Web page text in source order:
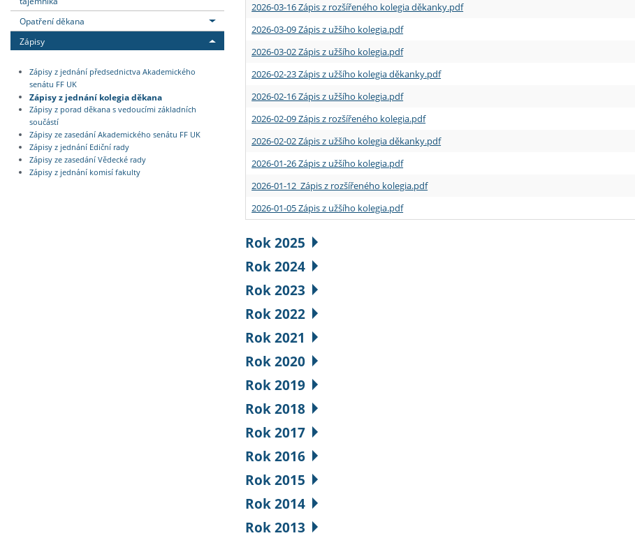
Opatření děkana
Zápisy
Zápisy z jednání předsednictva Akademického
senátu FF UK
Zápisy z jednání kolegia děkana
Zápisy z porad děkana s vedoucími základních
součástí
Zápisy ze zasedání Akademického senátu FF UK
Zápisy z jednání Ediční rady
Zápisy ze zasedání Vědecké rady
Zápisy z jednání komisí fakulty
2026-03-16 Zápis z rozšířeného kolegia děkanky.pdf
2026-03-09 Zápis z užšího kolegia.pdf
2026-03-02 Zápis z užšího kolegia.pdf
2026-02-23 Zápis z užšího kolegia děkanky.pdf
2026-02-16 Zápis z užšího kolegia.pdf
2026-02-09 Zápis z rozšířeného kolegia.pdf
2026-02-02 Zápis z užšího kolegia děkanky.pdf
2026-01-26 Zápis z užšího kolegia.pdf
2026-01-12 Zápis z rozšířeného kolegia.pdf
2026-01-05 Zápis z užšího kolegia.pdf
Rok 2025
Rok 2024
Rok 2023
Rok 2022
Rok 2021
Rok 2020
Rok 2019
Rok 2018
Rok 2017
Rok 2016
Rok 2015
Rok 2014
Rok 2013